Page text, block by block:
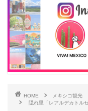
HOME
メキシコ観光
隠れ里「レアルデカトル